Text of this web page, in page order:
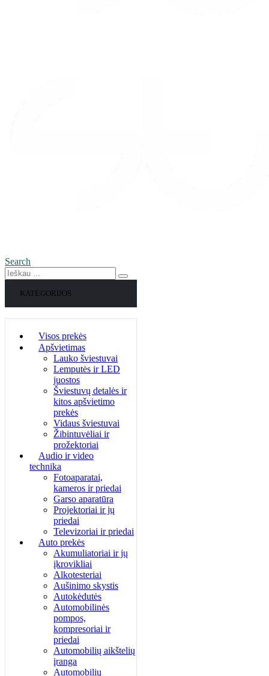
Search
KATEGORIJOS
Visos prekės
Apšvietimas
Lauko šviestuvai
Lemputės ir LED
juostos
Šviestuvų detalės ir
kitos apšvietimo
prekės
Vidaus šviestuvai
Žibintuvėliai ir
prožektoriai
Audio ir video
technika
Fotoaparatai,
kameros ir priedai
Garso aparatūra
Projektoriai ir jų
priedai
Televizoriai ir priedai
Auto prekės
Akumuliatoriai ir jų
įkrovikliai
Alkotesteriai
Aušinimo skystis
Autokėdutės
Automobilinės
pompos,
kompresoriai ir
priedai
Automobilių aikštelių
įranga
Automobilių